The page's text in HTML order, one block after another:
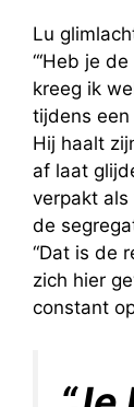
Lu
“‘Heb je
kreeg ik
tijdens
Hij haalt
af laat
verpakt als
de
“Dat is de
zich hier
constant